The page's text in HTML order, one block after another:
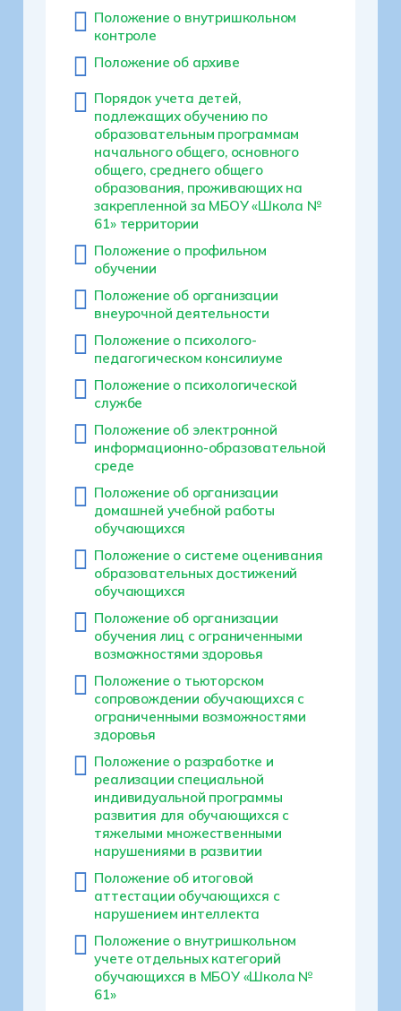
Положение о внутришкольном
контроле
Положение об архиве
Порядок учета детей,
подлежащих обучению по
образовательным программам
начального общего, основного
общего, среднего общего
образования, проживающих на
закрепленной за МБОУ «Школа №
61» территории
Положение о профильном
обучении
Положение об организации
внеурочной деятельности
Положение о психолого-
педагогическом консилиуме
Положение о психологической
службе
Положение об электронной
информационно-образовательной
среде
Положение об организации
домашней учебной работы
обучающихся
Положение о системе оценивания
образовательных достижений
обучающихся
Положение об организации
обучения лиц с ограниченными
возможностями здоровья
Положение о тьюторском
сопровождении обучающихся с
ограниченными возможностями
здоровья
Положение о разработке и
реализации специальной
индивидуальной программы
развития для обучающихся с
тяжелыми множественными
нарушениями в развитии
Положение об итоговой
аттестации обучающихся с
нарушением интеллекта
Положение о внутришкольном
учете отдельных категорий
обучающихся в МБОУ «Школа №
61»